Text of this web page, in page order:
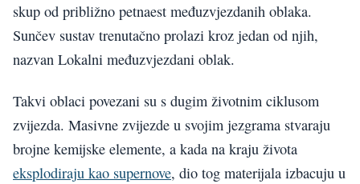
skup od približno petnaest međuzvjezdanih oblaka.
Sunčev sustav trenutačno prolazi kroz jedan od njih,
nazvan Lokalni međuzvjezdani oblak.
Takvi oblaci povezani su s dugim životnim ciklusom
zvijezda. Masivne zvijezde u svojim jezgrama stvaraju
brojne kemijske elemente, a kada na kraju života
eksplodiraju kao supernove, dio tog materijala izbacuju u